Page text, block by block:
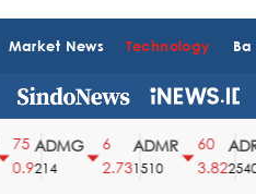
Market News Technology
75
0.9
ADMG
214
2.73
ADMR
1510
60
3.822540